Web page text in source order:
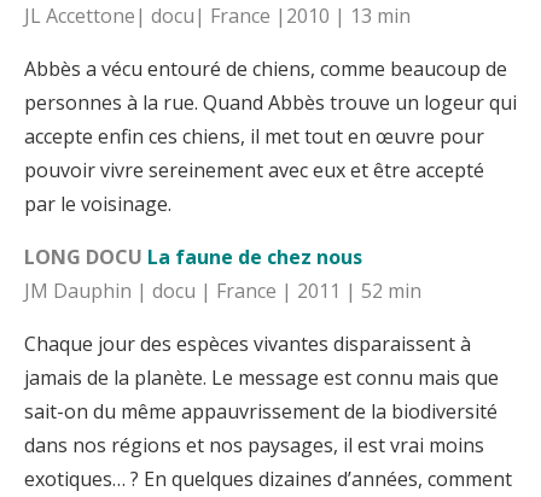
JL Accettone| docu| France |2010 | 13 min
Abbès a vécu entouré de chiens, comme beaucoup de
personnes à la rue. Quand Abbès trouve un logeur qui
accepte enfin ces chiens, il met tout en œuvre pour
pouvoir vivre sereinement avec eux et être accepté
par le voisinage.
LONG DOCU La faune de chez nous
JM Dauphin | docu | France | 2011 | 52 min
Chaque jour des espèces vivantes disparaissent à
jamais de la planète. Le message est connu mais que
sait-on du même appauvrissement de la biodiversité
dans nos régions et nos paysages, il est vrai moins
exotiques… ? En quelques dizaines d’années, comment